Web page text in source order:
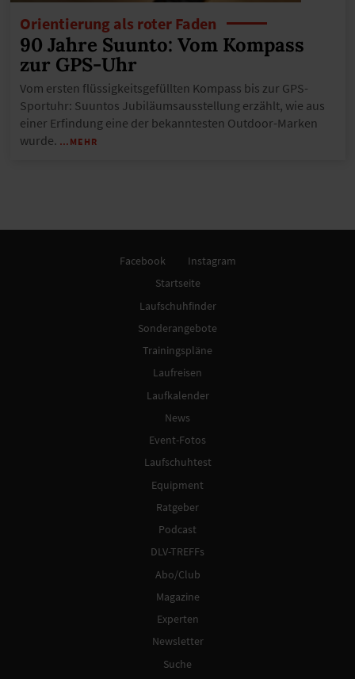
Orientierung als roter Faden
90 Jahre Suunto: Vom Kompass
zur GPS-Uhr
Vom ersten flüssigkeitsgefüllten Kompass bis zur GPS-
Sportuhr: Suuntos Jubiläumsausstellung erzählt, wie aus
einer Erfindung eine der bekanntesten Outdoor-Marken
wurde. …MEHR
Facebook
Instagram
Startseite
Laufschuhfinder
Sonderangebote
Trainingspläne
Laufreisen
Laufkalender
News
Event-Fotos
Laufschuhtest
Equipment
Ratgeber
Podcast
DLV-TREFFs
Abo/Club
Magazine
Experten
Newsletter
Suche